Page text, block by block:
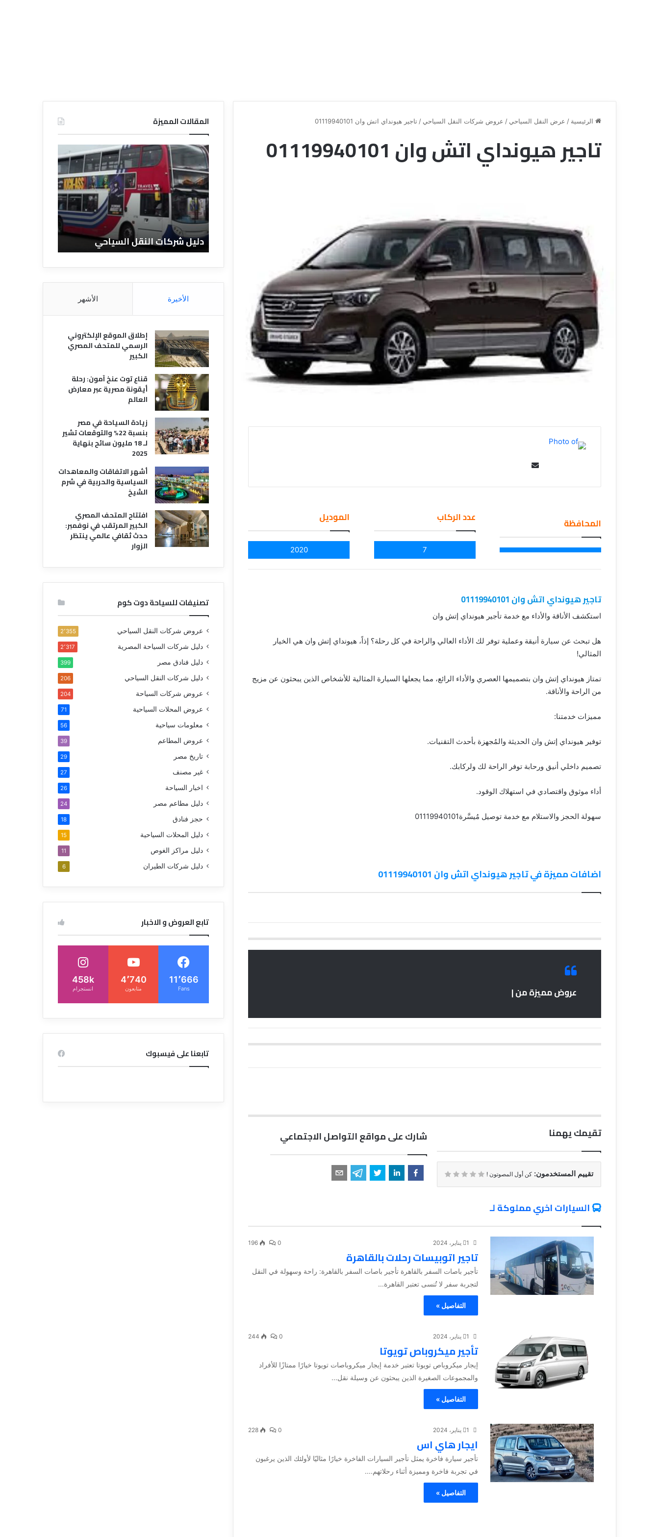
الرئيسية / عرض النقل السياحي / عروض شركات النقل السياحي / تاجير هيونداي اتش وان 01119940101
تاجير هيونداي اتش وان 01119940101
المحافظة عدد الركاب
7
الموديل
2020
تاجير هيونداي اتش وان 01119940101
استكشف الأناقة والأداء مع خدمة تأجير هيونداي إتش وان
هل تبحث عن سيارة أنيقة وعملية توفر لك الأداء العالي والراحة في كل رحلة؟ إذاً، هيونداي إتش وان هي الخيار
المثالي!
تمتاز هيونداي إتش وان بتصميمها العصري والأداء الرائع، مما يجعلها السيارة المثالية للأشخاص الذين يبحثون عن مزيج
من الراحة والأناقة.
مميزات خدمتنا:
توفير هيونداي إتش وان الحديثة والمُجهزة بأحدث التقنيات.
تصميم داخلي أنيق ورحابة توفر الراحة لك ولركابك.
أداء موثوق واقتصادي في استهلاك الوقود.
سهولة الحجز والاستلام مع خدمة توصيل مُيسَّرة01119940101
اضافات مميزة في تاجير هيونداي اتش وان 01119940101
عروض مميزة من |
تقيمك يهمنا
تقييم المستخدمون: كن أول المصوتون !
شارك على مواقع التواصل الاجتماعي
السيارات اخري مملوكة لـ
1 يناير، 2024 0
196
تاجير اتوبيسات رحلات بالقاهرة
تأجير باصات السفر بالقاهرة تأجير باصات السفر بالقاهرة: راحة وسهولة في النقل
لتجربة سفر لا تُنسى تعتبر القاهرة...
التفاصيل »
1 يناير، 2024 0
244
تأجير ميكروباص تويوتا
إيجار ميكروباص تويوتا تعتبر خدمة إيجار ميكروباصات تويوتا خيارًا ممتازًا للأفراد
والمجموعات الصغيرة الذين يبحثون عن وسيلة نقل...
التفاصيل »
1 يناير، 2024 0
228
ايجار هاي اس
تأجير سيارة فاخرة يمثل تأجير السيارات الفاخرة خيارًا مثاليًا لأولئك الذين يرغبون
في تجربة فاخرة ومميزة أثناء رحلاتهم....
التفاصيل »
المقالات المميزة
ق
ن
ي
ح
و
ك
–
ع
ر
و
ض
ا
د
قناة للسياحة دوت كوم – عروض
الفنادق
ع
ت
ن
ق
ل
ا
ل
س
ي
ا
ي
عروض شركات النقل السياحي
د
ل
ي
ل
ش
ر
ا
ت
ل
ل
س
ح
ي
دليل شركات النقل السياحي
م
ي
الأخيرة الأشهر
إطلاق الموقع الإلكتروني
الرسمي للمتحف المصري
الكبير
قناع توت عنخ آمون: رحلة
أيقونة مصرية عبر معارض
العالم
زيادة السياحة في مصر
بنسبة 22% والتوقعات تشير
لـ 18 مليون سائح بنهاية
2025
أشهر الاتفاقات والمعاهدات
السياسية والحربية في شرم
الشيخ
افتتاح المتحف المصري
الكبير المرتقب في نوفمبر:
حدث ثقافي عالمي ينتظر
الزوار
تصنيفات للسياحة دوت كوم
عروض شركات النقل السياحي 2٬355
دليل شركات السياحة المصرية 2٬317
دليل فنادق مصر 399
دليل شركات النقل السياحي 206
عروض شركات السياحة 204
عروض المحلات السياحية 71
معلومات سياحية 56
عروض المطاعم 39
تاريخ مصر 29
غير مصنف 27
اخبار السياحة 26
دليل مطاعم مصر 24
حجز فنادق 18
دليل المحلات السياحية 15
دليل مراكز الغوص 11
دليل شركات الطيران 6
تابع العروض و الاخبار
11٬666
Fans
4٬740
متابعون
458k
انستجرام
تابعنا على فيسبوك